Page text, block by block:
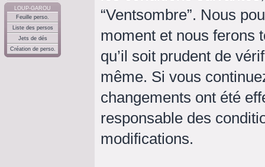
LOUP-GAROU
Feuille perso.
Liste des persos
Jets de dés
Création de perso.
“Ventsombre”. Nous
moment et nous ferons
qu’il soit prudent de
même. Si vous
changements ont été
responsable des
modifications.